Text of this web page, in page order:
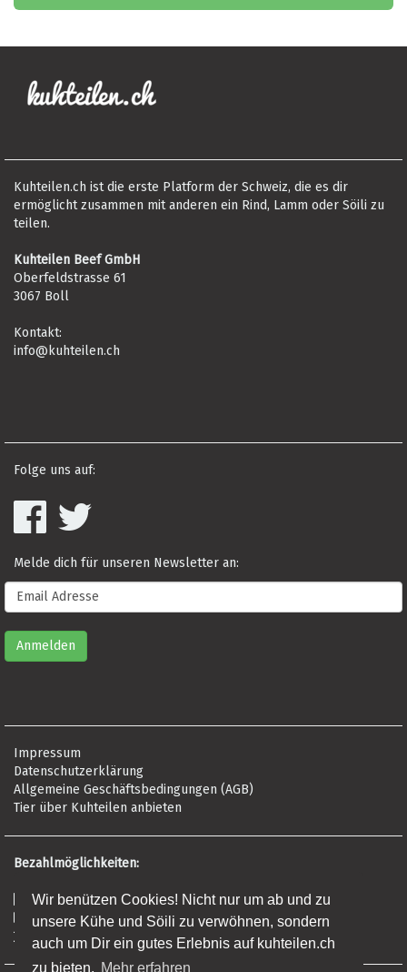
Wir benützen Cookies! Nicht nur um ab und zu
unsere Kühe und Söili zu verwöhnen, sondern
auch um Dir ein gutes Erlebnis auf kuhteilen.ch
zu bieten. Mehr erfahren
Kuhteilen.ch ist die erste Platform der Schweiz, die es dir
ermöglicht zusammen mit anderen ein Rind, Lamm oder Söili zu
teilen.
Kuhteilen Beef GmbH
Oberfeldstrasse 61
3067 Boll
Kontakt:
info@kuhteilen.ch
Folge uns auf:
Melde dich für unseren Newsletter an:
Impressum
Datenschutzerklärung
Allgemeine Geschäftsbedingungen (AGB)
Tier über Kuhteilen anbieten
Bezahlmöglichkeiten:
Risikofrei per Rechnung
Kreditkarte (Visa, Mastercard, Amex)
Banküberweisung (Frist: 5 Tage)